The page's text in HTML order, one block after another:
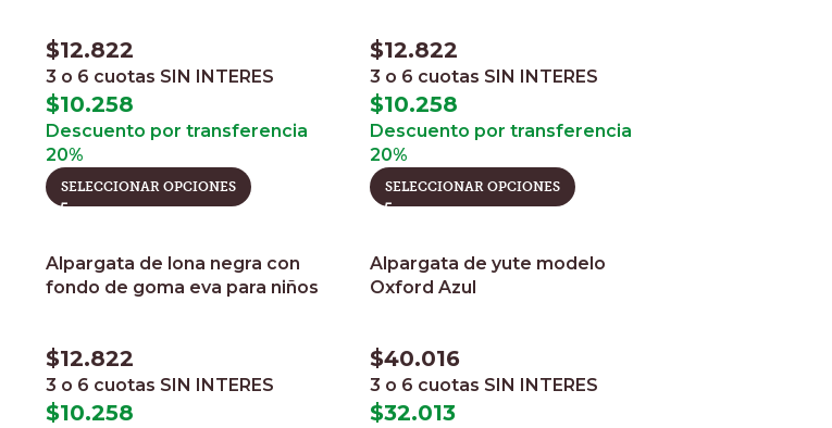
$12.822
3 o 6 cuotas SIN INTERES
$10.258
Descuento por transferencia
20%
SELECCIONAR OPCIONES
$12.822
3 o 6 cuotas SIN INTERES
$10.258
Descuento por transferencia
20%
SELECCIONAR OPCIONES
Alpargata de lona negra con
fondo de goma eva para niños
$12.822
3 o 6 cuotas SIN INTERES
$10.258
Alpargata de yute modelo
Oxford Azul
$40.016
3 o 6 cuotas SIN INTERES
$32.013